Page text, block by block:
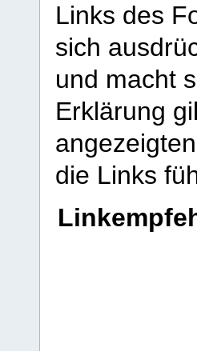
Links des
sich
und macht
Erklärung
die Links